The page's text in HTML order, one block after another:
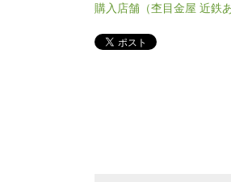
購入店舗（杢目金屋 近鉄